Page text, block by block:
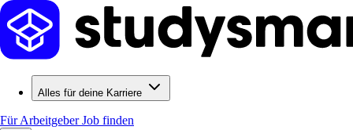
Alles für deine Karriere
Für ArbeitgeberJob finden